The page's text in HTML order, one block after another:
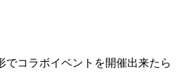
でコラボイベントを開催出来たら